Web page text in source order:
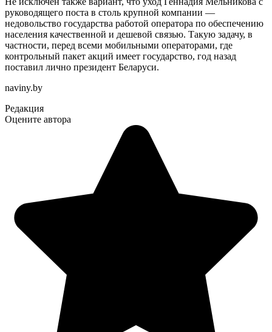
руководящего поста в столь крупной компании —
недовольство государства работой оператора по обеспечению
населения качественной и дешевой связью. Такую задачу, в
частности, перед всеми мобильными операторами, где
контрольный пакет акций имеет государство, год назад
поставил лично президент Беларуси.
naviny.by
Редакция
Оцените автора